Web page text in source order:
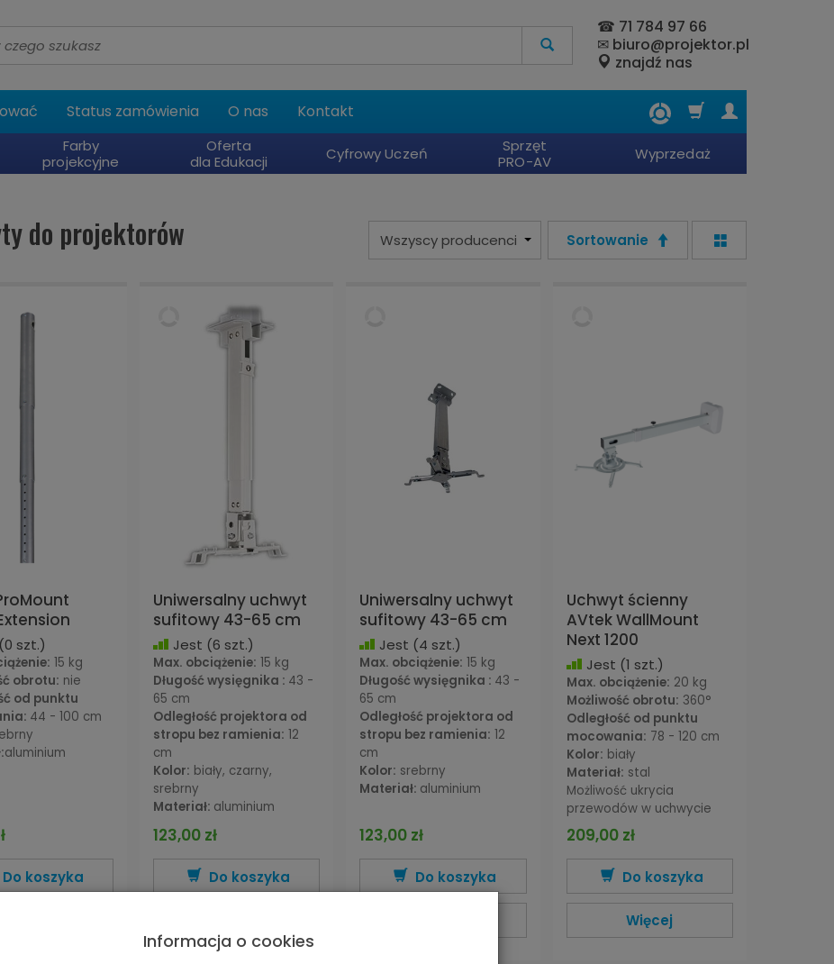
☎ 71 784 97 66
✉ biuro@projektor.pl
znajdź nas
Status zamówienia O nas Kontakt
Farby
projekcyjne
Oferta
dla Edukacji
Cyfrowy Uczeń
Sprzęt
PRO-AV
Wyprzedaż
do projektorów Sortowanie
szt.)
15 kg
obrotu: nie
od punktu
44 - 100 cm
aluminium
Do koszyka
Uniwersalny uchwyt
sufitowy 43-65 cm
Jest (6 szt.)
Max. obciążenie: 15 kg
Długość wysięgnika : 43 -
65 cm
Odległość projektora od
stropu bez ramienia: 12
cm
Kolor: biały, czarny,
srebrny
Materiał: aluminium
123,00 zł
Do koszyka
Uniwersalny uchwyt
sufitowy 43-65 cm
Jest (4 szt.)
Max. obciążenie: 15 kg
Długość wysięgnika : 43 -
65 cm
Odległość projektora od
stropu bez ramienia: 12
cm
Kolor: srebrny
Materiał: aluminium
123,00 zł
Do koszyka
Uchwyt ścienny
AVtek WallMount
Next 1200
Jest (1 szt.)
Max. obciążenie: 20 kg
Możliwość obrotu: 360°
Odległość od punktu
mocowania: 78 - 120 cm
Kolor: biały
Materiał: stal
Możliwość ukrycia
przewodów w uchwycie
209,00 zł
Do koszyka
Więcej
Informacja o cookies